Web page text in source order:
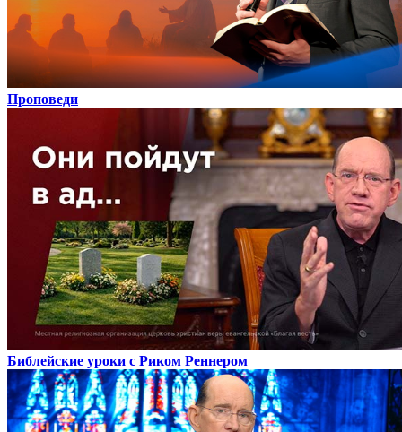
Проповеди
Библейские уроки с Риком Реннером